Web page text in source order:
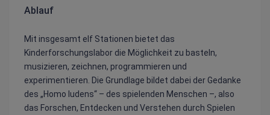
Ablauf
Mit insgesamt elf Stationen bietet das
Kinderforschungslabor die Möglichkeit zu basteln,
musizieren, zeichnen, programmieren und
experimentieren. Die Grundlage bildet dabei der Gedanke
des „Homo ludens“ – des spielenden Menschen –, also
das Forschen, Entdecken und Verstehen durch Spielen